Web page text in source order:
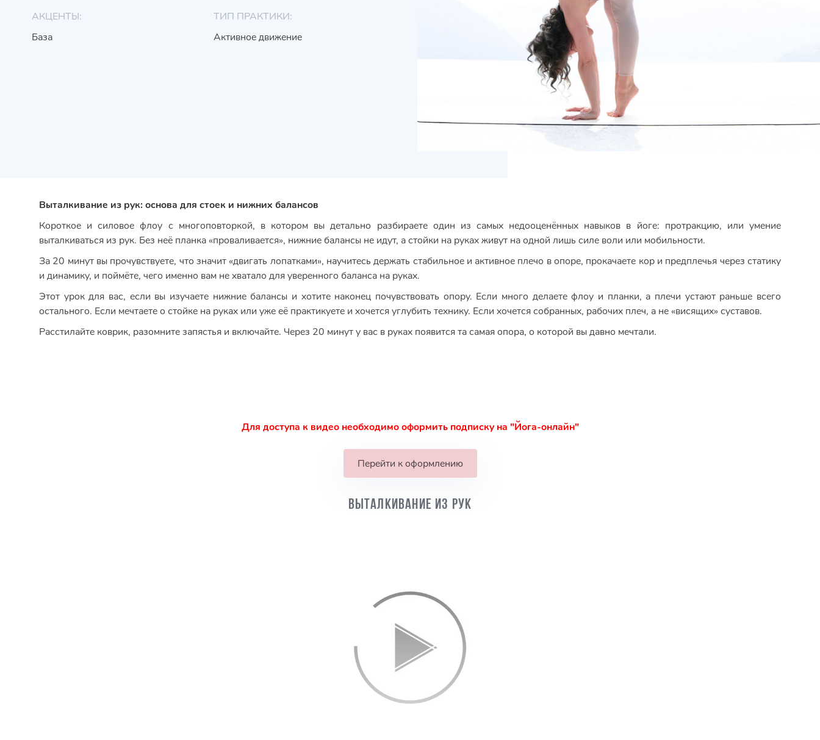
АКЦЕНТЫ:
База
ТИП ПРАКТИКИ:
Активное движение
Выталкивание из рук: основа для стоек и нижних балансов
Короткое и силовое флоу с многоповторкой, в котором вы детально разбираете один из самых недооценённых навыков в йоге: протракцию, или умение
выталкиваться из рук. Без неё планка «проваливается», нижние балансы не идут, а стойки на руках живут на одной лишь силе воли или мобильности.
За 20 минут вы прочувствуете, что значит «двигать лопатками», научитесь держать стабильное и активное плечо в опоре, прокачаете кор и предплечья через статику
и динамику, и поймёте, чего именно вам не хватало для уверенного баланса на руках.
Этот урок для вас, если вы изучаете нижние балансы и хотите наконец почувствовать опору. Если много делаете флоу и планки, а плечи устают раньше всего
остального. Если мечтаете о стойке на руках или уже её практикуете и хочется углубить технику. Если хочется собранных, рабочих плеч, а не «висящих» суставов.
Расстилайте коврик, разомните запястья и включайте. Через 20 минут у вас в руках появится та самая опора, о которой вы давно мечтали.
Для доступа к видео необходимо оформить подписку на "Йога-онлайн"
Перейти к оформлению
Выталкивание из рук